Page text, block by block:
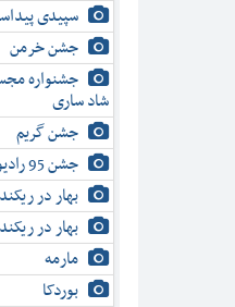
سپیدی
جشن خرمن
جشنواره
شاد ساری
جشن گریم
جشن 95 رادیو
بهار در
بهار در
مارمه
بوردکا